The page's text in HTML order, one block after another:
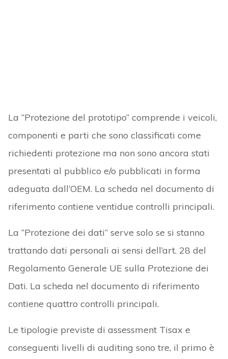
La “Protezione del prototipo” comprende i veicoli,
componenti e parti che sono classificati come
richiedenti protezione ma non sono ancora stati
presentati al pubblico e/o pubblicati in forma
adeguata dall’OEM. La scheda nel documento di
riferimento contiene ventidue controlli principali.
La “Protezione dei dati” serve solo se si stanno
trattando dati personali ai sensi dell’art. 28 del
Regolamento Generale UE sulla Protezione dei
Dati. La scheda nel documento di riferimento
contiene quattro controlli principali.
Le tipologie previste di assessment Tisax e
conseguenti livelli di auditing sono tre, il primo è